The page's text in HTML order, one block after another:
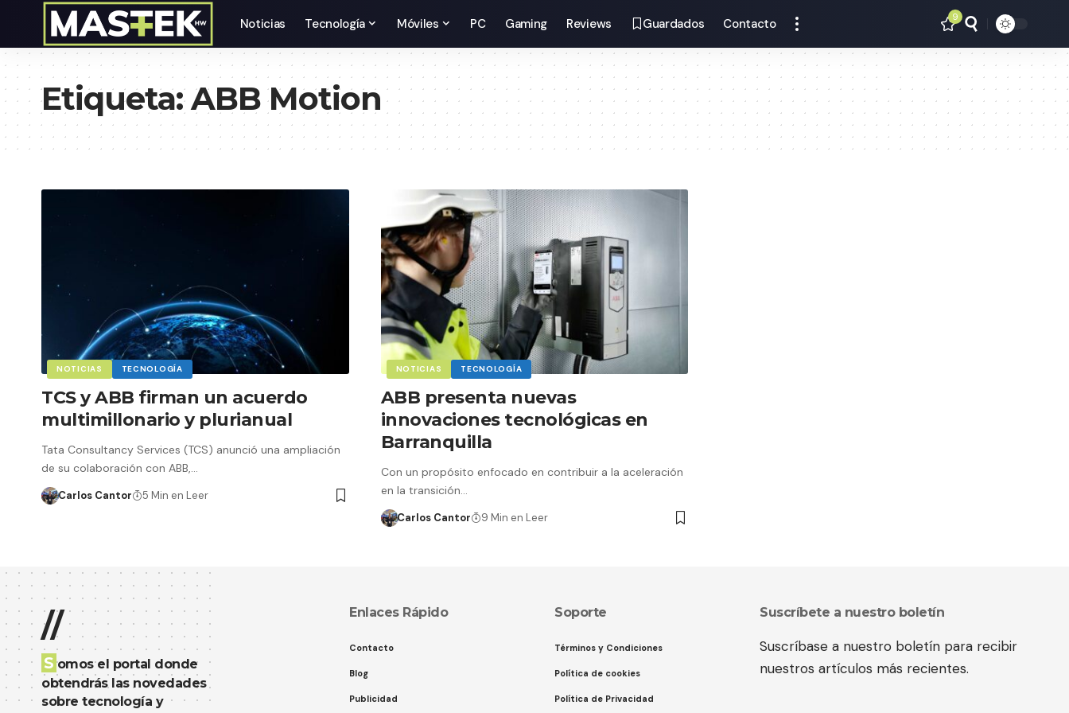
Noticias Tecnología Móviles PC Gaming Reviews Guardados Contacto 9
Etiqueta:ABB Motion
NOTICIAS TECNOLOGÍA
TCS y ABB firman un acuerdo
multimillonario y plurianual
Tata Consultancy Services (TCS) anunció una ampliación
de su colaboración con ABB,…
Carlos Cantor 5 Min en Leer
NOTICIAS TECNOLOGÍA
ABB presenta nuevas
innovaciones tecnológicas en
Barranquilla
Con un propósito enfocado en contribuir a la aceleración
en la transición…
Carlos Cantor 9 Min en Leer
//
S omos el portal donde
obtendrás las novedades
sobre tecnología y
Enlaces Rápido
Contacto
Blog
Publicidad
Soporte
Términos y Condiciones
Política de cookies
Política de Privacidad
Suscríbete a nuestro boletín
Suscríbase a nuestro boletín para recibir
nuestros artículos más recientes.